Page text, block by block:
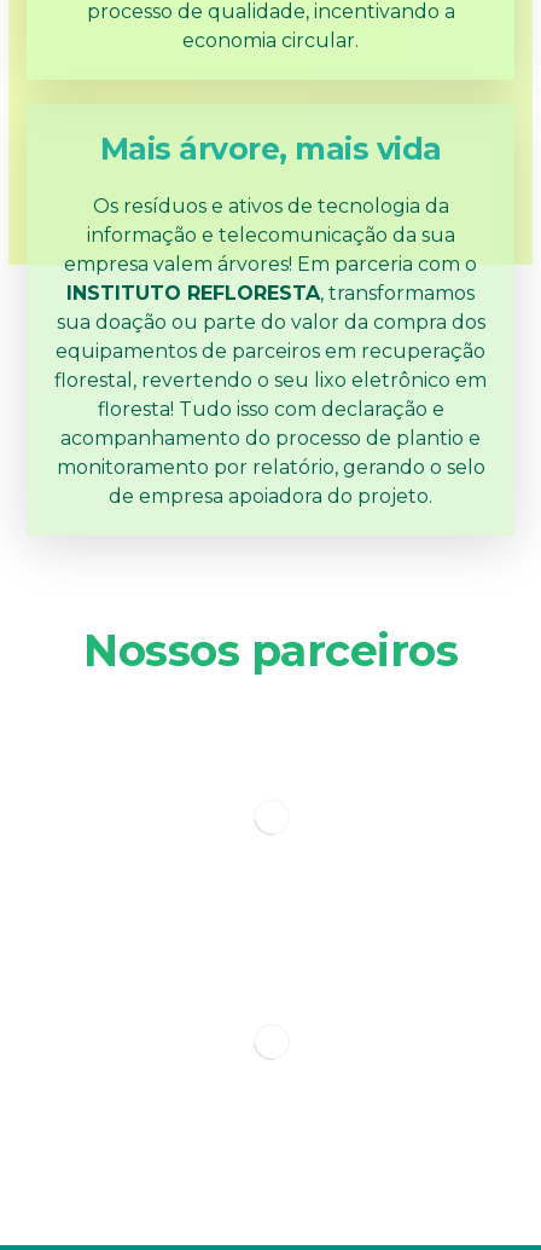
processo de qualidade, incentivando a
economia circular.
Mais árvore, mais vida
Os resíduos e ativos de tecnologia da
informação e telecomunicação da sua
empresa valem árvores! Em parceria com o
INSTITUTO REFLORESTA, transformamos
sua doação ou parte do valor da compra dos
equipamentos de parceiros em recuperação
florestal, revertendo o seu lixo eletrônico em
floresta! Tudo isso com declaração e
acompanhamento do processo de plantio e
monitoramento por relatório, gerando o selo
de empresa apoiadora do projeto.
Nossos parceiros